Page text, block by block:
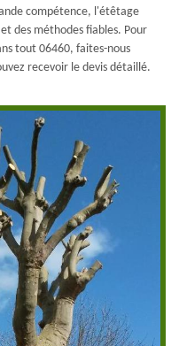
compétence, l'étêtage
des méthodes fiables. Pour
tout 06460, faites-nous
recevoir le devis détaillé.